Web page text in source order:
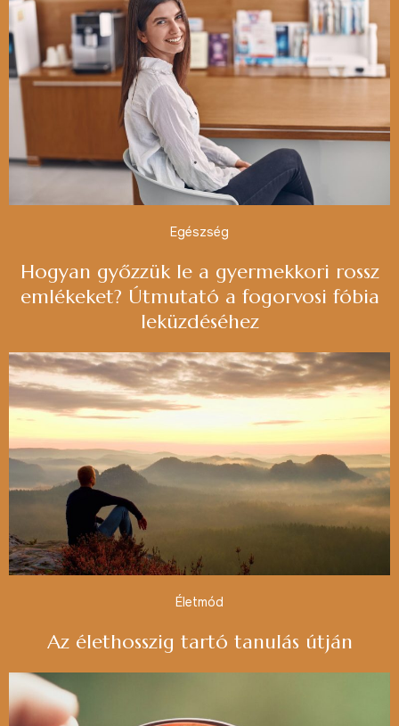
Egészség
Hogyan győzzük le a gyermekkori rossz
emlékeket? Útmutató a fogorvosi fóbia
leküzdéséhez
Életmód
Az élethosszig tartó tanulás útján